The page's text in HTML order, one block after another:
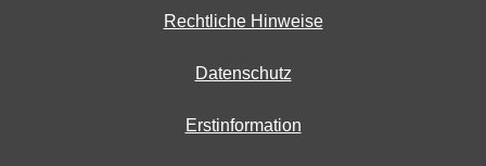
Rechtliche Hinweise
Datenschutz
Erstinformation